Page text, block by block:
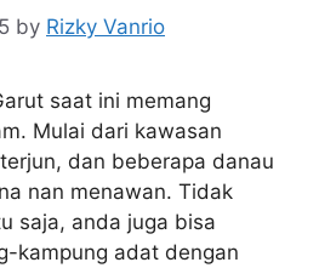
by Rizky Vanrio
saat ini memang
Mulai dari kawasan
dan beberapa danau
nan menawan. Tidak
saja, anda juga bisa
kampung adat dengan